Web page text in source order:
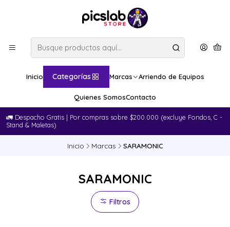
Inicio Categorías Marcas Arriendo de Equipos
Quienes SomosContacto
🚛​ Despacho Gratis | Por compras sobre $200.000 (excluye Fondos, C -
Stand & Maletas)
Inicio Marcas SARAMONIC
SARAMONIC
Filtros